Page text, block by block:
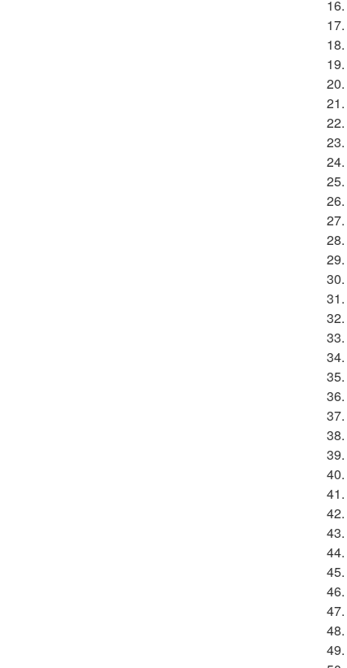
16.
17.
18.
19.
20.
21.
22.
23.
24.
25.
26.
27.
28.
29.
30.
31.
32.
33.
34.
35.
36.
37.
38.
39.
40.
41.
42.
43.
44.
45.
46.
47.
48.
49.